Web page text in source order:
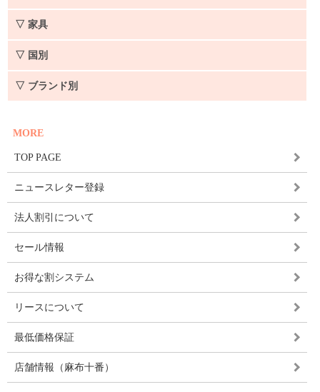
▽ 家具
▽ 国別
▽ ブランド別
MORE
TOP PAGE
ニュースレター登録
法人割引について
セール情報
お得な割システム
リースについて
最低価格保証
店舗情報（麻布十番）